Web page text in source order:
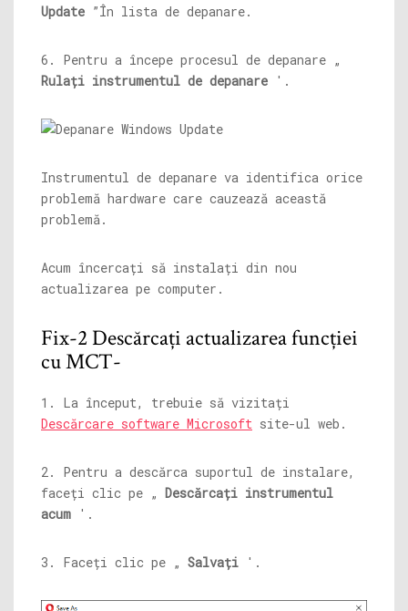
Update ”În lista de depanare.
6. Pentru a începe procesul de depanare „
Rulați instrumentul de depanare '.
Instrumentul de depanare va identifica orice
problemă hardware care cauzează această
problemă.
Acum încercați să instalați din nou
actualizarea pe computer.
Fix-2 Descărcați actualizarea funcției
cu MCT-
1. La început, trebuie să vizitați
Descărcare software Microsoft site-ul web.
2. Pentru a descărca suportul de instalare,
faceți clic pe „ Descărcați instrumentul
acum '.
3. Faceți clic pe „ Salvați '.